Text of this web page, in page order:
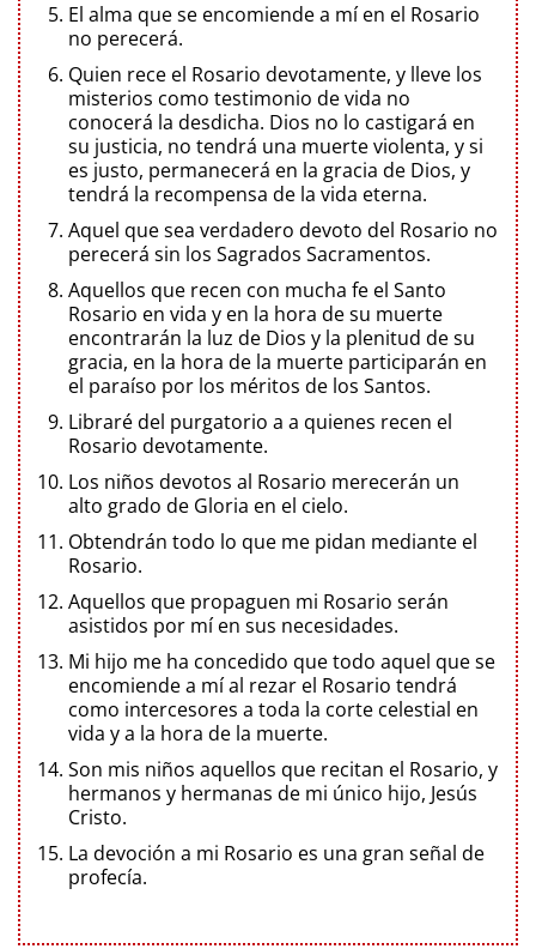
El alma que se encomiende a mí en el Rosario
no perecerá.
Quien rece el Rosario devotamente, y lleve los
misterios como testimonio de vida no
conocerá la desdicha. Dios no lo castigará en
su justicia, no tendrá una muerte violenta, y si
es justo, permanecerá en la gracia de Dios, y
tendrá la recompensa de la vida eterna.
Aquel que sea verdadero devoto del Rosario no
perecerá sin los Sagrados Sacramentos.
Aquellos que recen con mucha fe el Santo
Rosario en vida y en la hora de su muerte
encontrarán la luz de Dios y la plenitud de su
gracia, en la hora de la muerte participarán en
el paraíso por los méritos de los Santos.
Libraré del purgatorio a a quienes recen el
Rosario devotamente.
Los niños devotos al Rosario merecerán un
alto grado de Gloria en el cielo.
Obtendrán todo lo que me pidan mediante el
Rosario.
Aquellos que propaguen mi Rosario serán
asistidos por mí en sus necesidades.
Mi hijo me ha concedido que todo aquel que se
encomiende a mí al rezar el Rosario tendrá
como intercesores a toda la corte celestial en
vida y a la hora de la muerte.
Son mis niños aquellos que recitan el Rosario, y
hermanos y hermanas de mi único hijo, Jesús
Cristo.
La devoción a mi Rosario es una gran señal de
profecía.